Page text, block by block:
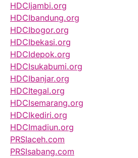
HDCIjambi.org
HDCIbandung.org
HDCIbogor.org
HDCIbekasi.org
HDCIdepok.org
HDCIsukabumi.org
HDCIbanjar.org
HDCItegal.org
HDCIsemarang.org
HDCIkediri.org
HDCImadiun.org
PRSIaceh.com
PRSIsabang.com